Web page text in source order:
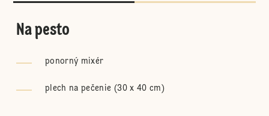
Na pesto
ponorný mixér
plech na pečenie (30 x 40 cm)